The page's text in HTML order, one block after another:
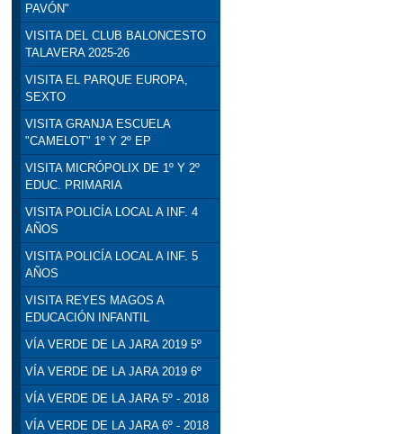
PAVÓN"
VISITA DEL CLUB BALONCESTO
TALAVERA 2025-26
VISITA EL PARQUE EUROPA,
SEXTO
VISITA GRANJA ESCUELA
"CAMELOT" 1º Y 2º EP
VISITA MICRÓPOLIX DE 1º Y 2º
EDUC. PRIMARIA
VISITA POLICÍA LOCAL A INF. 4
AÑOS
VISITA POLICÍA LOCAL A INF. 5
AÑOS
VISITA REYES MAGOS A
EDUCACIÓN INFANTIL
VÍA VERDE DE LA JARA 2019 5º
VÍA VERDE DE LA JARA 2019 6º
VÍA VERDE DE LA JARA 5º - 2018
VÍA VERDE DE LA JARA 6º - 2018